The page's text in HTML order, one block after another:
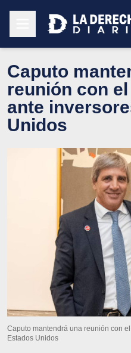
Caputo
reunión con
ante
Unidos
Caputo mantendrá una reunión con
Estados Unidos